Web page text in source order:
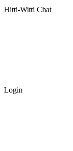
Hitti-Witti Chat
Login